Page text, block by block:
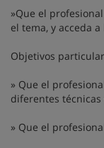
»Que el
el tema, y acceda
Objetivos
» Que el
diferentes técnicas
» Que el